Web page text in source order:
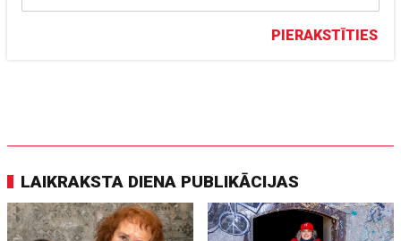
PIERAKSTĪTIES
LAIKRAKSTA DIENA PUBLIKĀCIJAS